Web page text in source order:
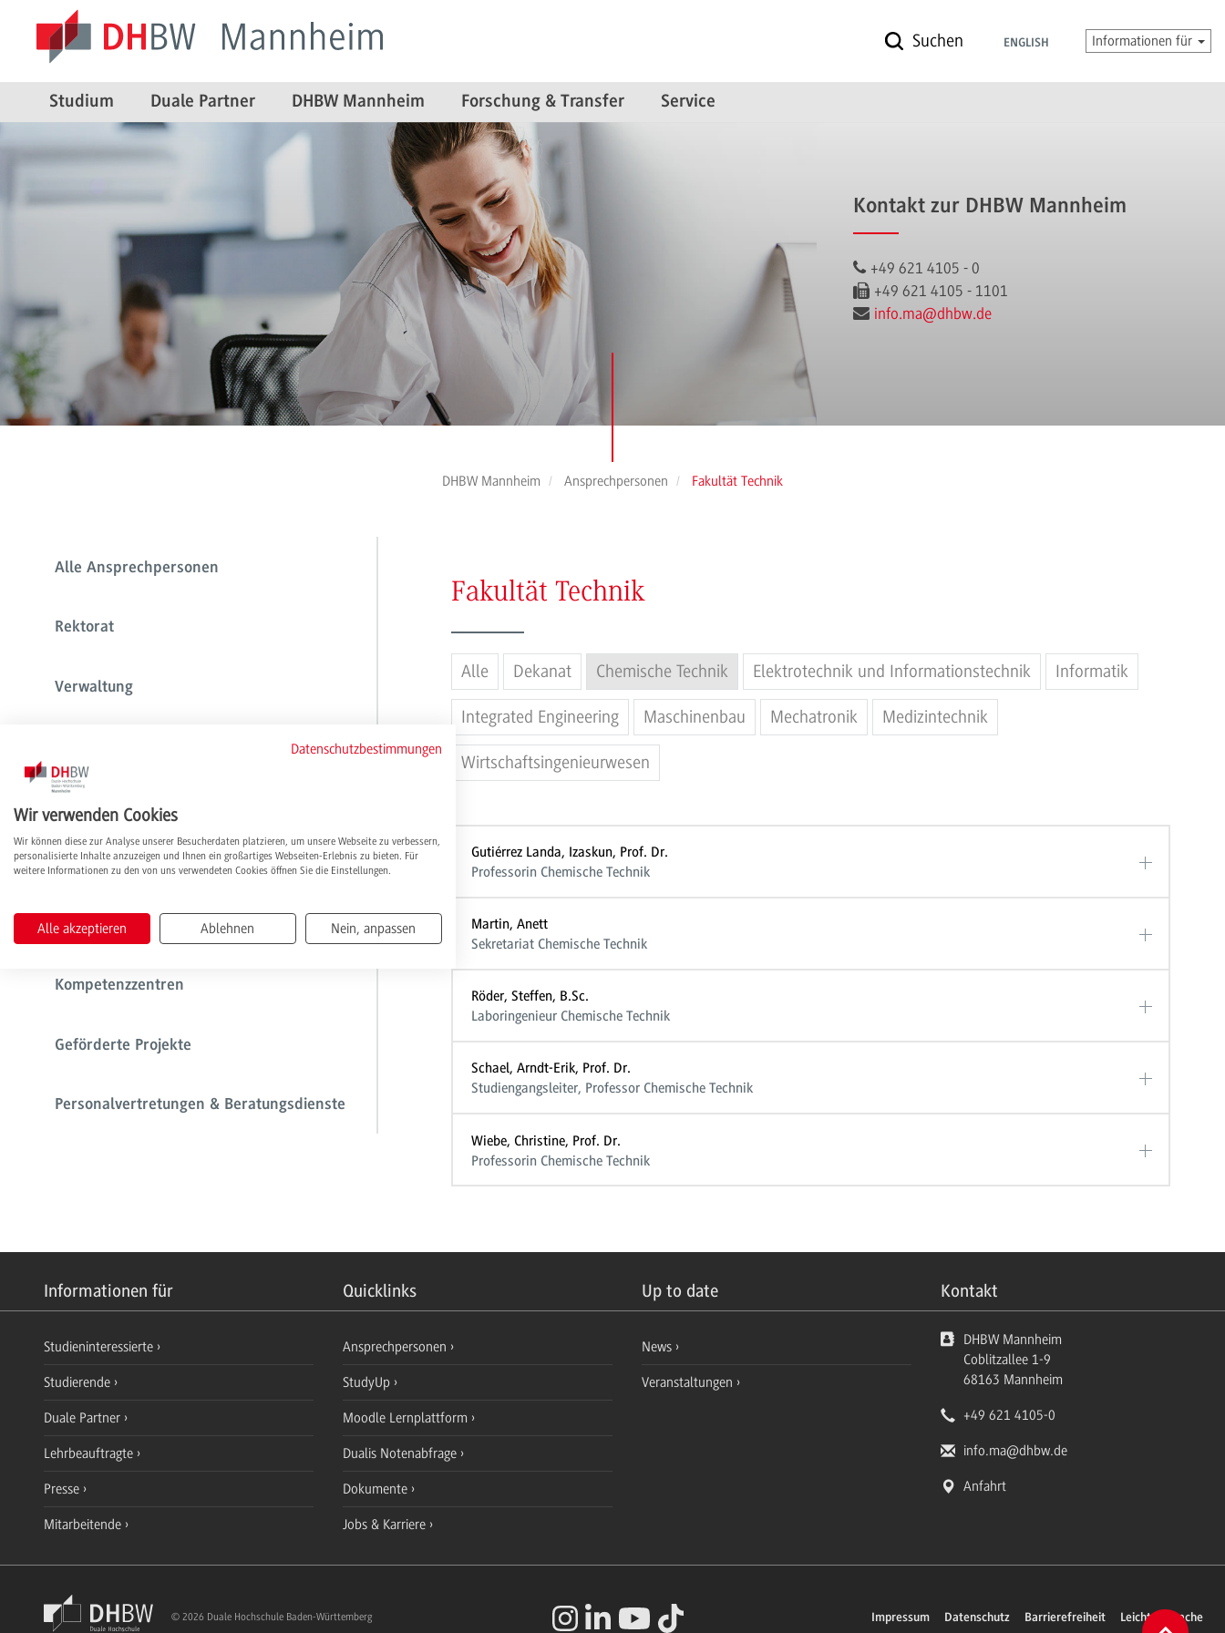
Suchen ENGLISH Informationen für
Studium Duale Partner DHBW Mannheim Forschung & Transfer Service
Kontakt zur DHBW Mannheim
+49 621 4105 - 0
+49 621 4105 - 1101
info.ma@dhbw.de
DHBW Mannheim Ansprechpersonen Fakultät Technik
Alle Ansprechpersonen
Rektorat
Verwaltung
Fakultät Technik
Fakultät Wirtschaft
Fakultät Gesundheit
Kompetenzzentren
Geförderte Projekte
Personalvertretungen & Beratungsdienste
Fakultät Technik
Alle Dekanat Chemische Technik Elektrotechnik und Informationstechnik Informatik
Integrated Engineering Maschinenbau Mechatronik Medizintechnik
Wirtschaftsingenieurwesen
Gutiérrez Landa, Izaskun, Prof. Dr.
Professorin Chemische Technik
Martin, Anett
Sekretariat Chemische Technik
Röder, Steffen, B.Sc.
Laboringenieur Chemische Technik
Schael, Arndt-Erik, Prof. Dr.
Studiengangsleiter, Professor Chemische Technik
Wiebe, Christine, Prof. Dr.
Professorin Chemische Technik
Informationen für Quicklinks Up to date Kontakt
Studieninteressierte
Studierende
Duale Partner
Lehrbeauftragte
Presse
Mitarbeitende
Ansprechpersonen
StudyUp
Moodle Lernplattform
Dualis Notenabfrage
Dokumente
Jobs & Karriere
News
Veranstaltungen
DHBW Mannheim
Coblitzallee 1-9
68163 Mannheim
+49 621 4105-0
info.ma@dhbw.de
Anfahrt
Impressum Datenschutz Barrierefreiheit Leichte Sprache
© 2026 Duale Hochschule Baden-Württemberg
Datenschutzbestimmungen
Wir verwenden Cookies
Wir können diese zur Analyse unserer Besucherdaten platzieren, um unsere Webseite zu verbessern,
personalisierte Inhalte anzuzeigen und Ihnen ein großartiges Webseiten-Erlebnis zu bieten. Für
weitere Informationen zu den von uns verwendeten Cookies öffnen Sie die Einstellungen.
Alle akzeptieren Ablehnen Nein, anpassen